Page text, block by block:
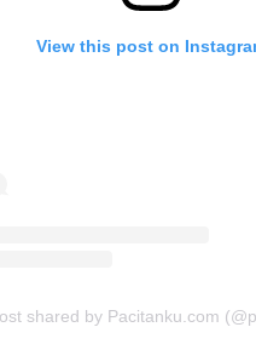
View this post on
shared by Pacitanku.com